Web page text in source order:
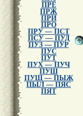
ПРЕ
ПРЖ
ПРИ
ПРО
ПРУ — ПСТ
ПСУ — ПУД
ПУЗ — ПУР
ПУС
ПУТ
ПУХ — ПУЧ
ПУШ
ПУЩ — ПЫЖ
ПЫЛ — ПЯС
ПЯТ